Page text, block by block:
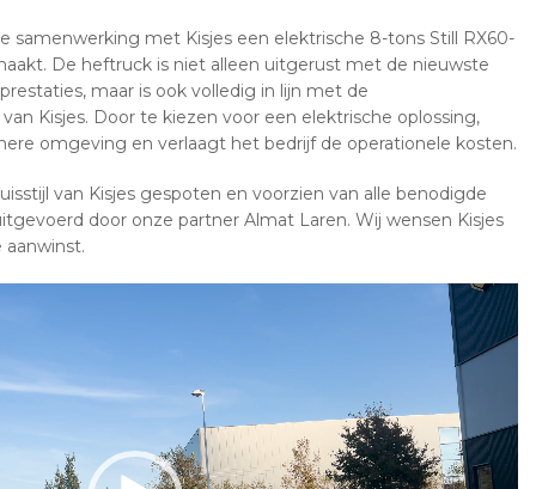
samenwerking met Kisjes een elektrische 8-tons Still RX60-
De heftruck is niet alleen uitgerust met de nieuwste
maar is ook volledig in lijn met de
Kisjes. Door te kiezen voor een elektrische oplossing,
omgeving en verlaagt het bedrijf de operationele kosten.
van Kisjes gespoten en voorzien van alle benodigde
door onze partner Almat Laren. Wij wensen Kisjes